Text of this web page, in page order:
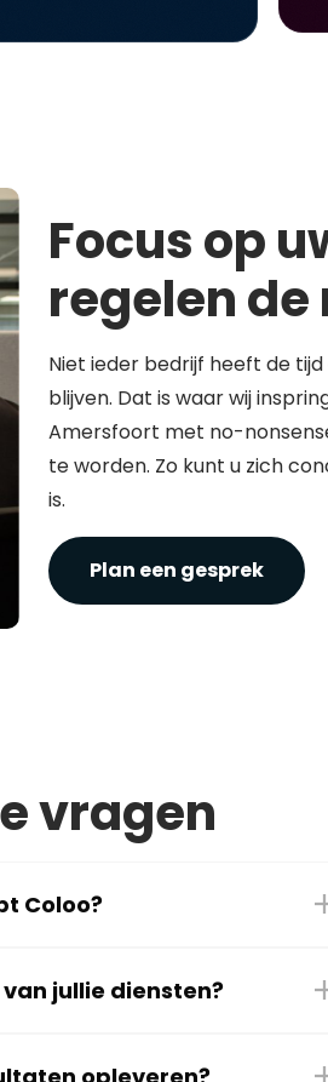
Focus op
regelen de
Niet ieder bedrijf heeft de
blijven. Dat is waar wij
Amersfoort met no-
te worden. Zo kunt u zich
is.
Plan een gesprek
vragen
Coloo?
jullie diensten?